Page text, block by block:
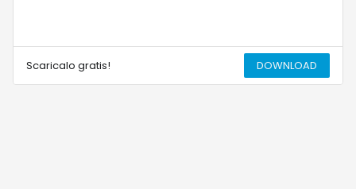
Scaricalo gratis! DOWNLOAD